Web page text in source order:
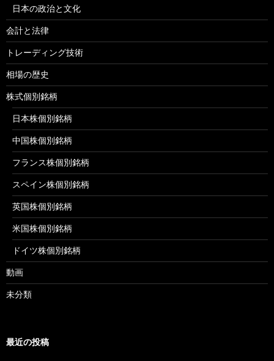
日本の政治と文化
会計と法律
トレーディング技術
相場の歴史
株式個別銘柄
日本株個別銘柄
中国株個別銘柄
フランス株個別銘柄
スペイン株個別銘柄
英国株個別銘柄
米国株個別銘柄
ドイツ株個別銘柄
動画
未分類
最近の投稿